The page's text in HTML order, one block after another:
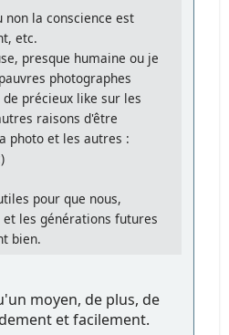
non la conscience est
etc.
presque humaine ou je
photographes
précieux like sur les
raisons d'être
photo et les autres :
pour que nous,
les générations futures
bien.
moyen, de plus, de
et facilement.